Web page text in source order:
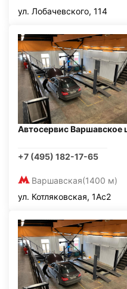
ул. Лобачевского, 114
Автосервис Варшавское
+7 (495) 182-17-65
Варшавская(1400 м)
ул. Котляковская, 1Ас2